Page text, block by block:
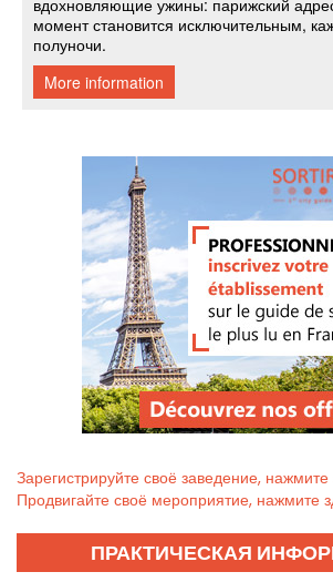
Зарегистрируйте своё заведение, нажмите
Продвигайте своё мероприятие, нажмите
ПРАКТИЧЕСКАЯ